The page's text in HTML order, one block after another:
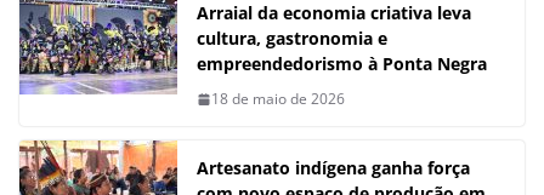
Arraial da economia criativa leva
cultura, gastronomia e
empreendedorismo à Ponta Negra
18 de maio de 2026
Artesanato indígena ganha força